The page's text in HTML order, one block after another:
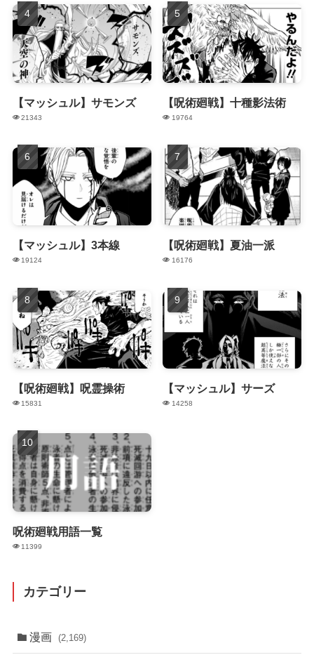
【マッシュル】サモンズ
21343
【呪術廻戦】十種影法術
19764
【マッシュル】3本線
19124
【呪術廻戦】夏油一派
16176
【呪術廻戦】呪霊操術
15831
【マッシュル】サーズ
14258
呪術廻戦用語一覧
11399
カテゴリー
漫画 (2,169)